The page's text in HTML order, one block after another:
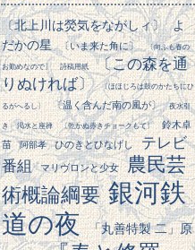
〔北上川は熒気をながしィ〕 よ
だかの星
〔いま来た角に〕 〔向ふも春の
お勤めなので〕 詩稿用紙
〔この森を通
りぬければ〕
〔ほほじろは鼓のかたちにひ
るがへるし〕 〔温く含んだ南の風が〕 夜水引
き 渇水と座禅 〔乾かぬ赤きチョークもて〕
鈴木卓
苗
阿部孝 ひのきとひなげし
テレビ
番組
マリヴロンと少女
農民芸
術概論綱要 銀河鉄
道の夜
「丸善特製 二」原